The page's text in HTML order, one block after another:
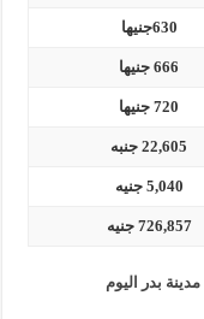
630جنيها
666 جنيها
720 جنيها
22,605 جنبه
5,040 جنيه
726,857 جنيه
مدينة بدر اليوم